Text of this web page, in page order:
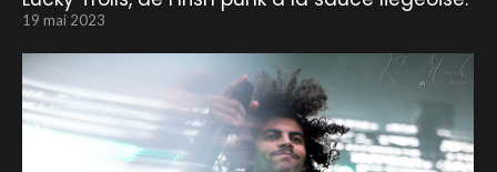
19 mai 2023